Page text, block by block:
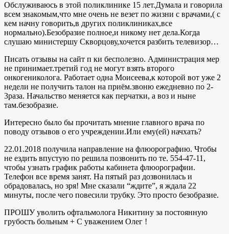
Обслуживаюсь в этой поликлинике 15 лет.Думала и говорила
всем знакомым,что мне очень не везет по жизни с врачами,( с
кем начну говорить,в других поликлиниках,все
нормально).Безобразие полное,и никому нет дела.Когда
слушаю министершу Скворцову,хочется разбить телевизор…
Писать отзывы на сайт п ки бесполезно. Администрация мер
не принимает.третий год не могут взять второго
онкогениколога. Работает одна Моисеева,к которой вот уже 2
недели не получить талон на приём.звоню ежедневно по 2-
3раза. Начальство меняется как перчатки, а воз и ныне
там.безобразие.
Интересно было бы прочитать мнение главного врача по
поводу отзывов о его учреждении.Или ему(ей) начхать?
22.01.2018 получила направление на флюорографию. Чтобы
не ездить впустую по решила позвонить по те. 554-47-11,
чтобы узнать график работы кабинета флюорографии.
Телефон все время занят. На пятый раз дозвонилась и
обрадовалась, но зря! Мне сказали “ждите”, я ждала 22
минуты, после чего повесили трубку. Это просто безобразие.
ПРОШУ уволить офтальмолога Никитину за постоянную
грубость больным + С уважением Олег !